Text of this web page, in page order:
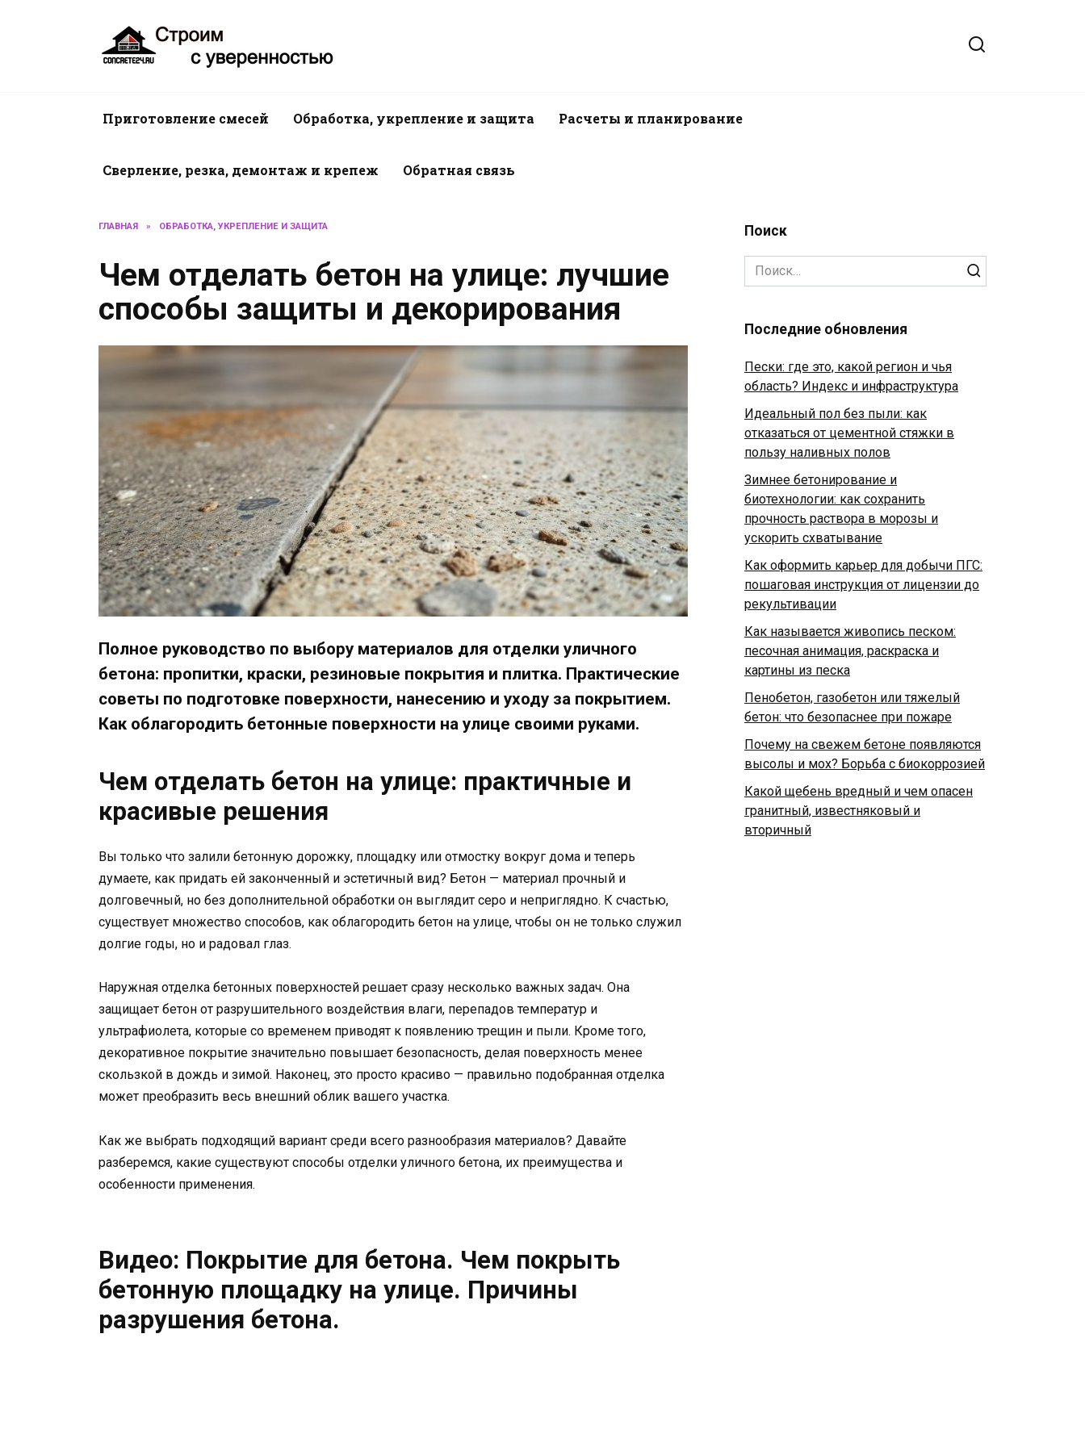
Приготовление смесей Обработка, укрепление и защита Расчеты и планирование
Сверление, резка, демонтаж и крепеж Обратная связь
ГЛАВНАЯ » ОБРАБОТКА, УКРЕПЛЕНИЕ И ЗАЩИТА
Чем отделать бетон на улице: лучшие
способы защиты и декорирования
Полное руководство по выбору материалов для отделки уличного
бетона: пропитки, краски, резиновые покрытия и плитка. Практические
советы по подготовке поверхности, нанесению и уходу за покрытием.
Как облагородить бетонные поверхности на улице своими руками.
Чем отделать бетон на улице: практичные и
красивые решения
Вы только что залили бетонную дорожку, площадку или отмостку вокруг дома и теперь
думаете, как придать ей законченный и эстетичный вид? Бетон — материал прочный и
долговечный, но без дополнительной обработки он выглядит серо и неприглядно. К счастью,
существует множество способов, как облагородить бетон на улице, чтобы он не только служил
долгие годы, но и радовал глаз.
Наружная отделка бетонных поверхностей решает сразу несколько важных задач. Она
защищает бетон от разрушительного воздействия влаги, перепадов температур и
ультрафиолета, которые со временем приводят к появлению трещин и пыли. Кроме того,
декоративное покрытие значительно повышает безопасность, делая поверхность менее
скользкой в дождь и зимой. Наконец, это просто красиво — правильно подобранная отделка
может преобразить весь внешний облик вашего участка.
Как же выбрать подходящий вариант среди всего разнообразия материалов? Давайте
разберемся, какие существуют способы отделки уличного бетона, их преимущества и
особенности применения.
Видео: Покрытие для бетона. Чем покрыть
бетонную площадку на улице. Причины
разрушения бетона.
Поиск
Search
for:
Последние обновления
Пески: где это, какой регион и чья
область? Индекс и инфраструктура
Идеальный пол без пыли: как
отказаться от цементной стяжки в
пользу наливных полов
Зимнее бетонирование и
биотехнологии: как сохранить
прочность раствора в морозы и
ускорить схватывание
Как оформить карьер для добычи ПГС:
пошаговая инструкция от лицензии до
рекультивации
Как называется живопись песком:
песочная анимация, раскраска и
картины из песка
Пенобетон, газобетон или тяжелый
бетон: что безопаснее при пожаре
Почему на свежем бетоне появляются
высолы и мох? Борьба с биокоррозией
Какой щебень вредный и чем опасен
гранитный, известняковый и
вторичный